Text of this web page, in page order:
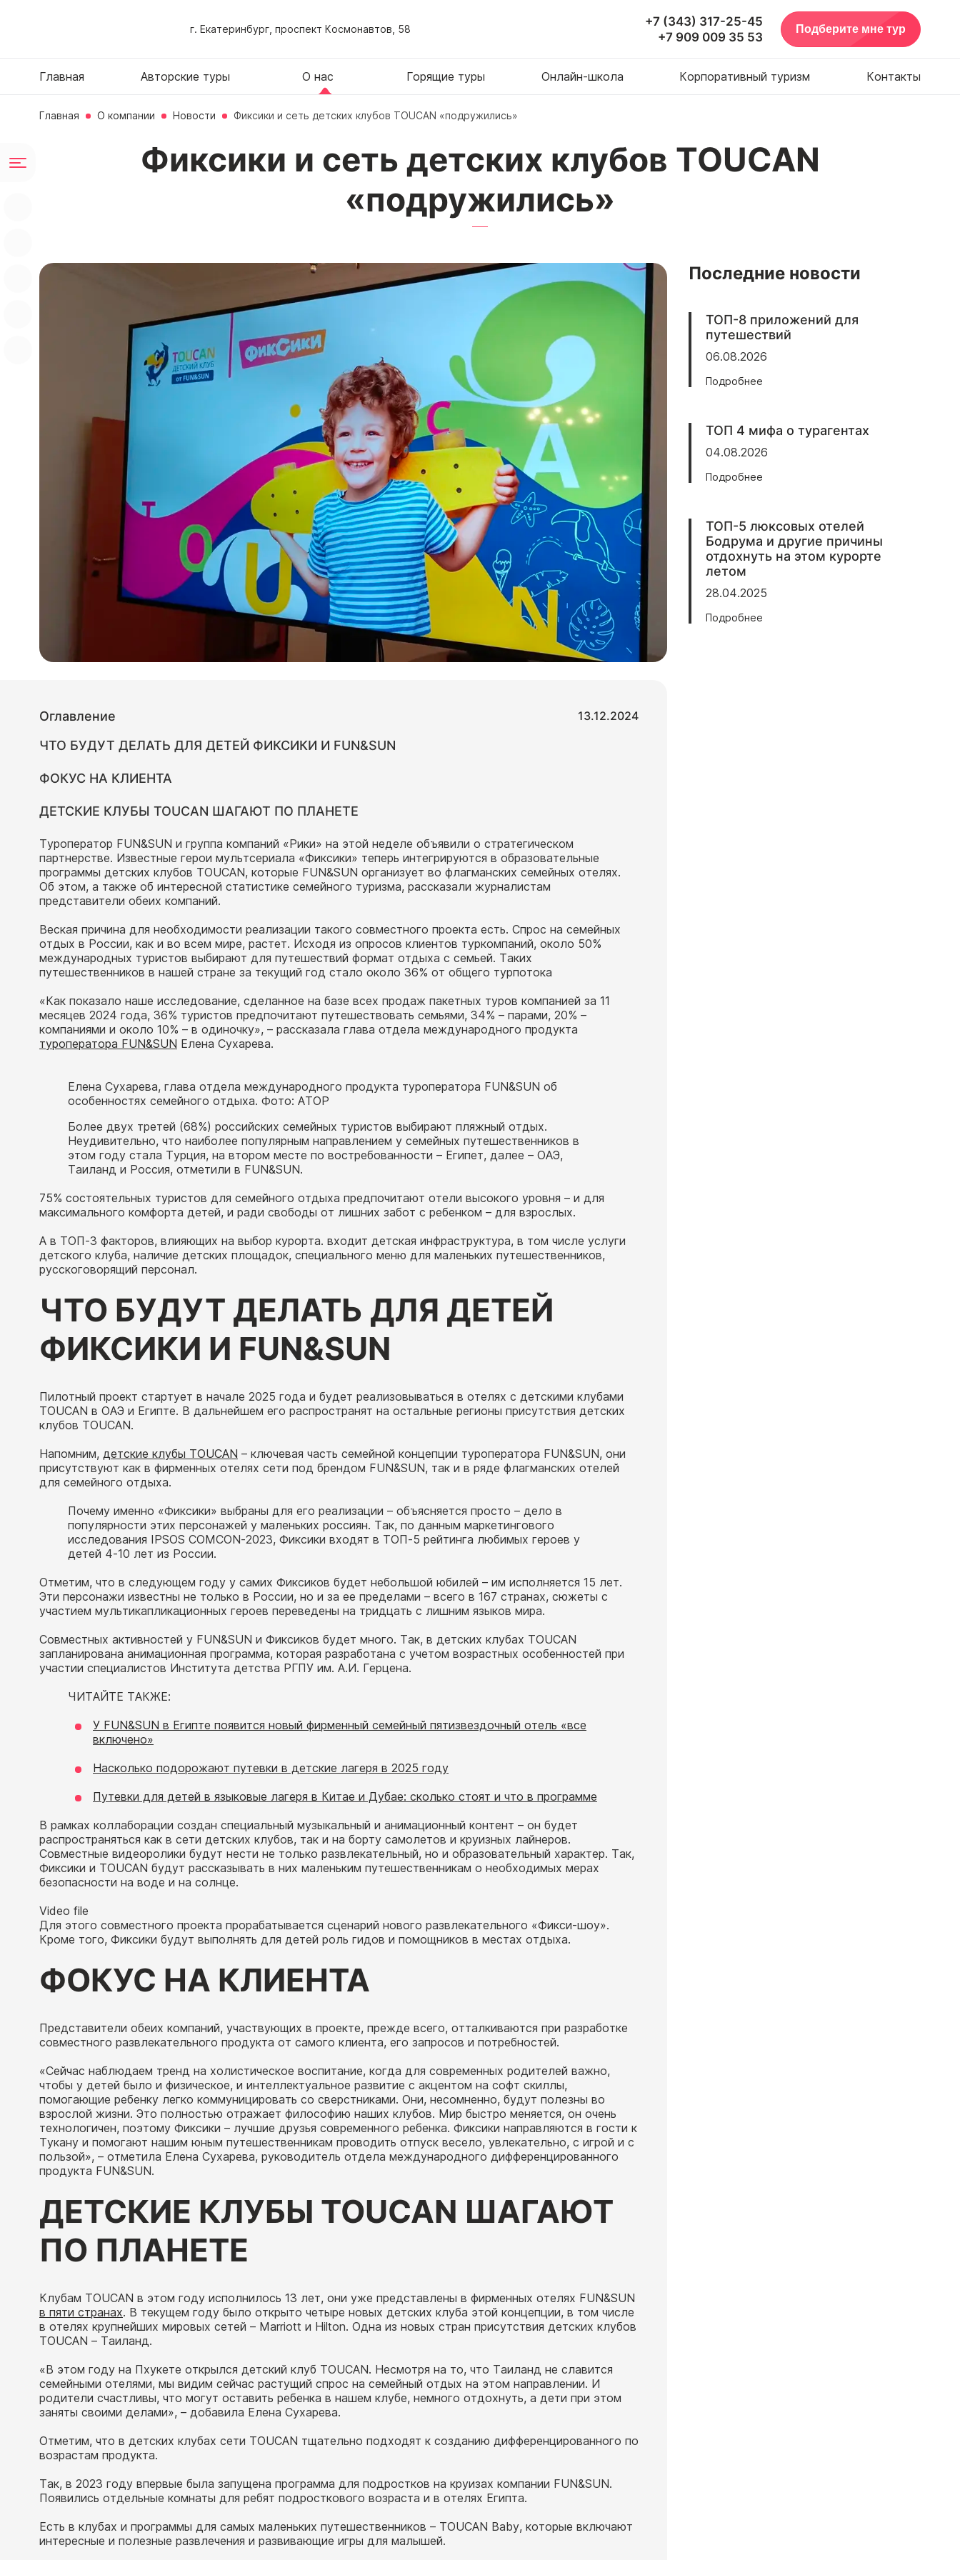
г. Екатеринбург, проспект Космонавтов, 58
+7 (343) 317-25-45
+7 909 009 35 53
Подберите мне тур
Главная Авторские туры О нас Горящие туры Онлайн-школа Корпоративный туризм Контакты
Главная О компании Новости Фиксики и сеть детских клубов TOUCAN «подружились»
Фиксики и сеть детских клубов TOUCAN
«подружились»
Оглавление
ЧТО БУДУТ ДЕЛАТЬ ДЛЯ ДЕТЕЙ ФИКСИКИ И FUN&SUN
ФОКУС НА КЛИЕНТА
ДЕТСКИЕ КЛУБЫ TOUCAN ШАГАЮТ ПО ПЛАНЕТЕ
13.12.2024
Туроператор FUN&SUN и группа компаний «Рики» на этой неделе объявили о стратегическом
партнерстве. Известные герои мультсериала «Фиксики» теперь интегрируются в образовательные
программы детских клубов TOUCAN, которые FUN&SUN организует во флагманских семейных отелях.
Об этом, а также об интересной статистике семейного туризма, рассказали журналистам
представители обеих компаний.
Веская причина для необходимости реализации такого совместного проекта есть. Спрос на семейных
отдых в России, как и во всем мире, растет. Исходя из опросов клиентов туркомпаний, около 50%
международных туристов выбирают для путешествий формат отдыха с семьей. Таких
путешественников в нашей стране за текущий год стало около 36% от общего турпотока
«Как показало наше исследование, сделанное на базе всех продаж пакетных туров компанией за 11
месяцев 2024 года, 36% туристов предпочитают путешествовать семьями, 34% – парами, 20% –
компаниями и около 10% – в одиночку», – рассказала глава отдела международного продукта
туроператора FUN&SUN Елена Сухарева.
Елена Сухарева, глава отдела международного продукта туроператора FUN&SUN об
особенностях семейного отдыха. Фото: АТОР
Более двух третей (68%) российских семейных туристов выбирают пляжный отдых.
Неудивительно, что наиболее популярным направлением у семейных путешественников в
этом году стала Турция, на втором месте по востребованности – Египет, далее – ОАЭ,
Таиланд и Россия, отметили в FUN&SUN.
75% состоятельных туристов для семейного отдыха предпочитают отели высокого уровня – и для
максимального комфорта детей, и ради свободы от лишних забот с ребенком – для взрослых.
А в ТОП-3 факторов, влияющих на выбор курорта. входит детская инфраструктура, в том числе услуги
детского клуба, наличие детских площадок, специального меню для маленьких путешественников,
русскоговорящий персонал.
ЧТО БУДУТ ДЕЛАТЬ ДЛЯ ДЕТЕЙ
ФИКСИКИ И FUN&SUN
Пилотный проект стартует в начале 2025 года и будет реализовываться в отелях с детскими клубами
TOUCAN в ОАЭ и Египте. В дальнейшем его распространят на остальные регионы присутствия детских
клубов TOUCAN.
Напомним, детские клубы TOUCAN – ключевая часть семейной концепции туроператора FUN&SUN, они
присутствуют как в фирменных отелях сети под брендом FUN&SUN, так и в ряде флагманских отелей
для семейного отдыха.
Почему именно «Фиксики» выбраны для его реализации – объясняется просто – дело в
популярности этих персонажей у маленьких россиян. Так, по данным маркетингового
исследования IPSOS COMCON-2023, Фиксики входят в ТОП-5 рейтинга любимых героев у
детей 4-10 лет из России.
Отметим, что в следующем году у самих Фиксиков будет небольшой юбилей – им исполняется 15 лет.
Эти персонажи известны не только в России, но и за ее пределами – всего в 167 странах, сюжеты с
участием мультикапликационных героев переведены на тридцать с лишним языков мира.
Совместных активностей у FUN&SUN и Фиксиков будет много. Так, в детских клубах TOUCAN
запланирована анимационная программа, которая разработана с учетом возрастных особенностей при
участии специалистов Института детства РГПУ им. А.И. Герцена.
ЧИТАЙТЕ ТАКЖЕ:
У FUN&SUN в Египте появится новый фирменный семейный пятизвездочный отель «все
включено»
Насколько подорожают путевки в детские лагеря в 2025 году
Путевки для детей в языковые лагеря в Китае и Дубае: сколько стоят и что в программе
В рамках коллаборации создан специальный музыкальный и анимационный контент – он будет
распространяться как в сети детских клубов, так и на борту самолетов и круизных лайнеров.
Совместные видеоролики будут нести не только развлекательный, но и образовательный характер. Так,
Фиксики и TOUCAN будут рассказывать в них маленьким путешественникам о необходимых мерах
безопасности на воде и на солнце.
Video file
Для этого совместного проекта прорабатывается сценарий нового развлекательного «Фикси-шоу».
Кроме того, Фиксики будут выполнять для детей роль гидов и помощников в местах отдыха.
ФОКУС НА КЛИЕНТА
Представители обеих компаний, участвующих в проекте, прежде всего, отталкиваются при разработке
совместного развлекательного продукта от самого клиента, его запросов и потребностей.
«Сейчас наблюдаем тренд на холистическое воспитание, когда для современных родителей важно,
чтобы у детей было и физическое, и интеллектуальное развитие с акцентом на софт скиллы,
помогающие ребенку легко коммуницировать со сверстниками. Они, несомненно, будут полезны во
взрослой жизни. Это полностью отражает философию наших клубов. Мир быстро меняется, он очень
технологичен, поэтому Фиксики – лучшие друзья современного ребенка. Фиксики направляются в гости к
Тукану и помогают нашим юным путешественникам проводить отпуск весело, увлекательно, с игрой и с
пользой», – отметила Елена Сухарева, руководитель отдела международного дифференцированного
продукта FUN&SUN.
ДЕТСКИЕ КЛУБЫ TOUCAN ШАГАЮТ
ПО ПЛАНЕТЕ
Клубам TOUCAN в этом году исполнилось 13 лет, они уже представлены в фирменных отелях FUN&SUN
в пяти странах. В текущем году было открыто четыре новых детских клуба этой концепции, в том числе
в отелях крупнейших мировых сетей – Marriott и Hilton. Одна из новых стран присутствия детских клубов
TOUCAN – Таиланд.
«В этом году на Пхукете открылся детский клуб TOUCAN. Несмотря на то, что Таиланд не славится
семейными отелями, мы видим сейчас растущий спрос на семейный отдых на этом направлении. И
родители счастливы, что могут оставить ребенка в нашем клубе, немного отдохнуть, а дети при этом
заняты своими делами», – добавила Елена Сухарева.
Отметим, что в детских клубах сети TOUCAN тщательно подходят к созданию дифференцированного по
возрастам продукта.
Так, в 2023 году впервые была запущена программа для подростков на круизах компании FUN&SUN.
Появились отдельные комнаты для ребят подросткового возраста и в отелях Египта.
Есть в клубах и программы для самых маленьких путешественников – TOUCAN Baby, которые включают
интересные и полезные развлечения и развивающие игры для малышей.
Последние новости
ТОП-8 приложений для
путешествий
06.08.2026
Подробнее
ТОП 4 мифа о турагентах
04.08.2026
Подробнее
ТОП-5 люксовых отелей
Бодрума и другие причины
отдохнуть на этом курорте
летом
28.04.2025
Подробнее